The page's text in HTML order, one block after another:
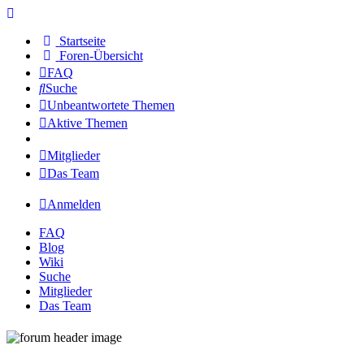
Startseite
Foren-Übersicht
FAQ
Suche
Unbeantwortete Themen
Aktive Themen
Mitglieder
Das Team
Anmelden
FAQ
Blog
Wiki
Suche
Mitglieder
Das Team